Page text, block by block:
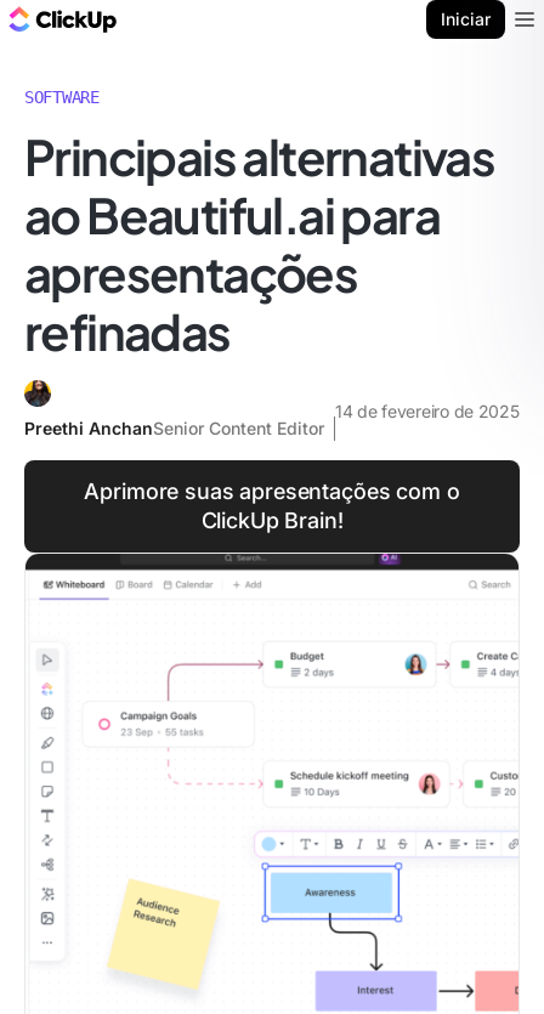
Iniciar
SOFTWARE
Principais alternativas
ao Beautiful.ai para
apresentações
refinadas
Preethi AnchanSenior Content Editor
14 de fevereiro de 2025
Aprimore suas apresentações com o
ClickUp Brain!